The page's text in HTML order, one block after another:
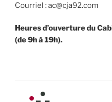
Courriel : ac@cja92.com
Heures d’ouverture du
(de 9h à 19h).